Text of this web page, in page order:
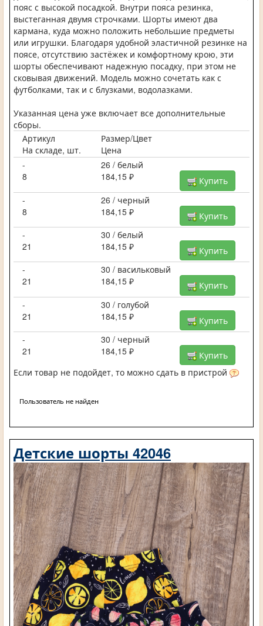
пояс с высокой посадкой. Внутри пояса резинка,
выстеганная двумя строчками. Шорты имеют два
кармана, куда можно положить небольшие предметы
или игрушки. Благодаря удобной эластичной резинке на
поясе, отсутствию застёжек и комфортному крою, эти
шорты обеспечивают надежную посадку, при этом не
сковывая движений. Модель можно сочетать как с
футболками, так и с блузками, водолазками.
Указанная цена уже включает все дополнительные
сборы.
Артикул
Размер/Цвет
На складе, шт.
Цена
-
26 / белый
8
184,15 ₽
Купить
-
26 / черный
8
184,15 ₽
Купить
-
30 / белый
21
184,15 ₽
Купить
-
30 / васильковый
21
184,15 ₽
Купить
-
30 / голубой
21
184,15 ₽
Купить
-
30 / черный
21
184,15 ₽
Купить
Если товар не подойдет, то можно сдать в пристрой
Пользователь не найден
Детские шорты 42046